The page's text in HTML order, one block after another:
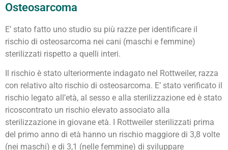
Osteosarcoma
E’ stato fatto uno studio su più razze per identificare il
rischio di osteosarcoma nei cani (maschi e femmine)
sterilizzati rispetto a quelli interi.
Il rischio è stato ulteriormente indagato nel Rottweiler, razza
con relativo alto rischio di osteosarcoma. E’ stato verificato il
rischio legato all’età, al sesso e alla sterilizzazione ed è stato
ricoscontrato un rischio elevato associato alla
sterilizzazione in giovane età. I Rottweiler sterilizzati prima
del primo anno di età hanno un rischio maggiore di 3,8 volte
(nei maschi) e di 3,1 (nelle femmine) di sviluppare